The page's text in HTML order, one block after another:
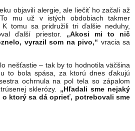
objavili alergie, ale liečiť ho začali až
mu už v istých obdobiach takmer
tomu sa pridružili tri ďalšie neduhy,
ďalší priestor.
„Akosi mi to nič
vyrazil som na pivo,“ vracia sa
nešťastie – tak by to hodnotila väčšina
to bola spása, za ktorú dnes ďakujú
ochrnula na pol tela so zápalom
sklerózy. „Hľadali sme nejaký
ktorý sa dá oprieť, potrebovali sme